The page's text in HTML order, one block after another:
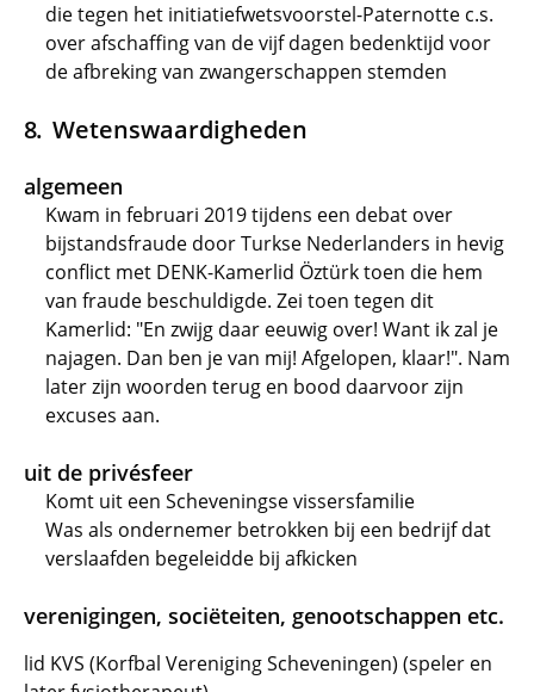
die tegen het initiatiefwetsvoorstel-Paternotte c.s.
over afschaffing van de vijf dagen bedenktijd voor
de afbreking van zwangerschappen stemden
Wetenswaardigheden
algemeen
Kwam in februari 2019 tijdens een debat over
bijstandsfraude door Turkse Nederlanders in hevig
conflict met DENK-Kamerlid Öztürk toen die hem
van fraude beschuldigde. Zei toen tegen dit
Kamerlid: "En zwijg daar eeuwig over! Want ik zal je
najagen. Dan ben je van mij! Afgelopen, klaar!". Nam
later zijn woorden terug en bood daarvoor zijn
excuses aan.
uit de privésfeer
Komt uit een Scheveningse vissersfamilie
Was als ondernemer betrokken bij een bedrijf dat
verslaafden begeleidde bij afkicken
verenigingen, sociëteiten, genootschappen etc.
lid KVS (Korfbal Vereniging Scheveningen) (speler en